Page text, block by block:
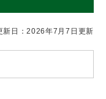
新日：2026年7月7日更新